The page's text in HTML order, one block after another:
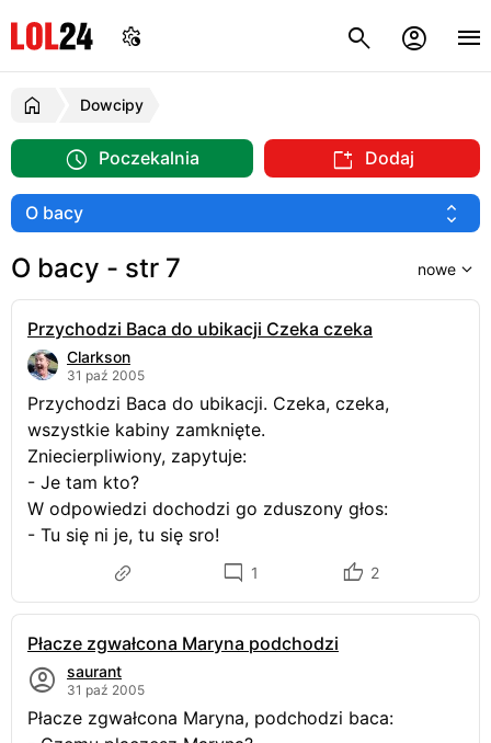
Dowcipy
Poczekalnia Dodaj
O bacy - str 7
Przychodzi Baca do ubikacji Czeka czeka
Clarkson
31 paź 2005
Przychodzi Baca do ubikacji. Czeka, czeka,
wszystkie kabiny zamknięte.
Zniecierpliwiony, zapytuje:
- Je tam kto?
W odpowiedzi dochodzi go zduszony głos:
- Tu się ni je, tu się sro!
1 2
Płacze zgwałcona Maryna podchodzi
saurant
31 paź 2005
Płacze zgwałcona Maryna, podchodzi baca: